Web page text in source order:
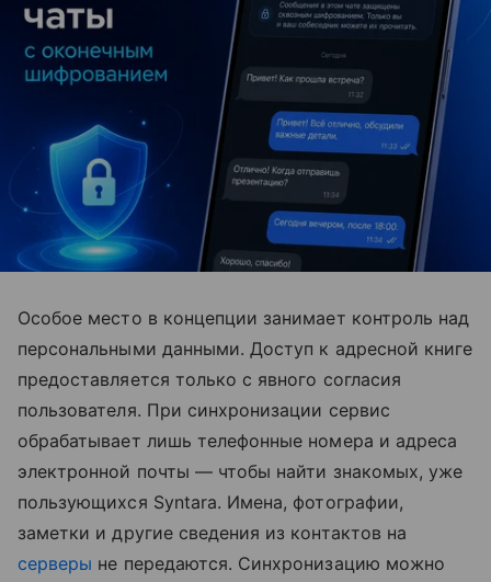
Особое место в концепции занимает контроль над
персональными данными. Доступ к адресной книге
предоставляется только с явного согласия
пользователя. При синхронизации сервис
обрабатывает лишь телефонные номера и адреса
электронной почты — чтобы найти знакомых, уже
пользующихся Syntara. Имена, фотографии,
заметки и другие сведения из контактов на
серверы не передаются. Синхронизацию можно